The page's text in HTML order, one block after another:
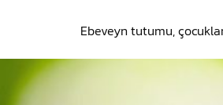
Ebeveyn tutumu,